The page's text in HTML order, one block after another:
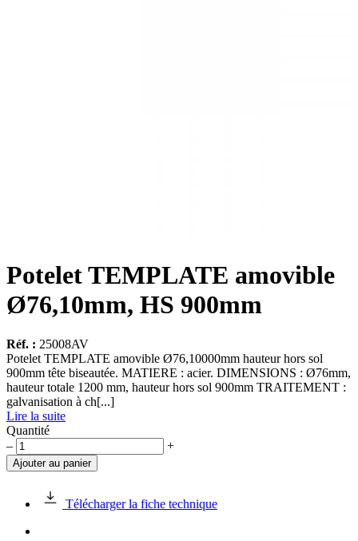
Potelet TEMPLATE amovible
Ø76,10mm, HS 900mm
Réf. : 25008AV
Potelet TEMPLATE amovible Ø76,10000mm hauteur hors sol
900mm tête biseautée. MATIERE : acier. DIMENSIONS : Ø76mm,
hauteur totale 1200 mm, hauteur hors sol 900mm TRAITEMENT :
galvanisation à ch[...]
Lire la suite
Quantité
quantité
de
Potelet
amovible
– +
Ajouter au panier
Télécharger la fiche technique